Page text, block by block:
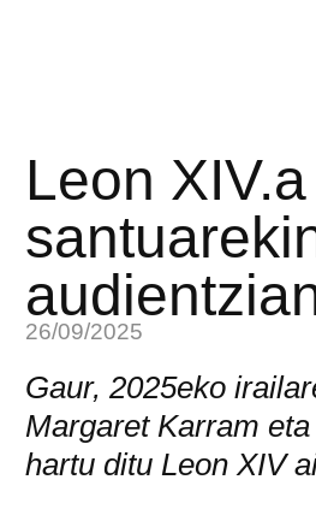
Leon
26/09/2025
Gaur, 2025eko
Margaret Karram
hartu ditu Leon XIV